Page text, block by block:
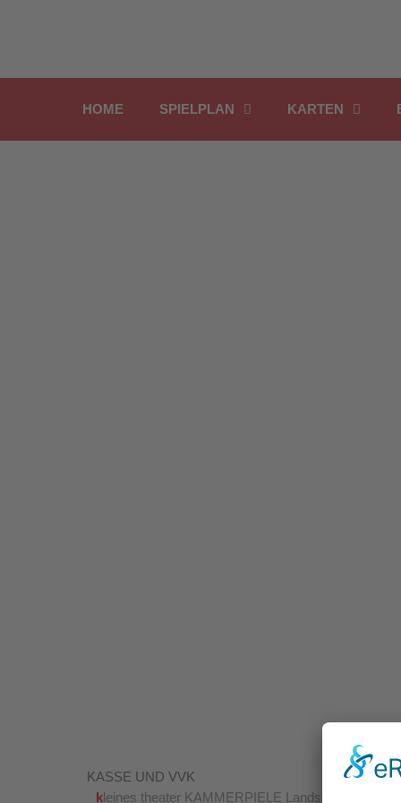
HOME SPIELPLAN KARTEN
KASSE UND VVK
k leines theater KAMMERPIELE Landshut